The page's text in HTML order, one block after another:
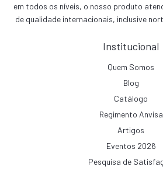
em todos os níveis, o nosso produto
de qualidade internacionais, inclusive
Institucional
Quem Somos
Blog
Catálogo
Regimento Anvisa
Artigos
Eventos 2026
Pesquisa de